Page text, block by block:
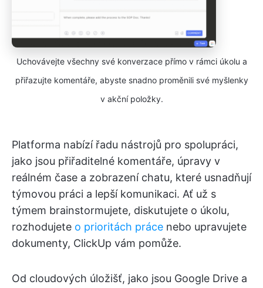
Uchovávejte všechny své konverzace přímo v rámci úkolu a
přiřazujte komentáře, abyste snadno proměnili své myšlenky
v akční položky.
Platforma nabízí řadu nástrojů pro spolupráci,
jako jsou přiřaditelné komentáře, úpravy v
reálném čase a zobrazení chatu, které usnadňují
týmovou práci a lepší komunikaci. Ať už s
týmem brainstormujete, diskutujete o úkolu,
rozhodujete o prioritách práce nebo upravujete
dokumenty, ClickUp vám pomůže.
Od cloudových úložišť, jako jsou Google Drive a